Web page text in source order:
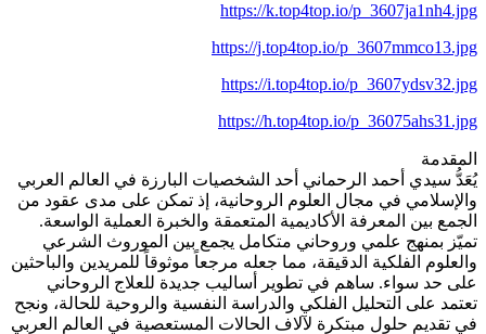
https://k.top4top.io/p_3607ja1nh4.jpg
https://j.top4top.io/p_3607mmco13.jpg
https://i.top4top.io/p_3607ydsv32.jpg
https://h.top4top.io/p_36075ahs31.jpg
المقدمة
يُعَدُّ سيدي أحمد الرحماني أحد الشخصيات البارزة في العالم العربي
والإسلامي في مجال العلوم الروحانية، إذ تمكن على مدى عقود من
الجمع بين المعرفة الأكاديمية المتعمقة والخبرة العملية الواسعة.
تميّز بمنهج علمي وروحاني متكامل يجمع بين الموروث الشرعي
والعلوم الفلكية الدقيقة، مما جعله مرجعاً موثوقاً للمريدين والباحثين
على حد سواء. ساهم في تطوير أساليب جديدة للعلاج الروحاني
تعتمد على التحليل الفلكي والدراسة النفسية والروحية للحالة، ونجح
في تقديم حلول مبتكرة لآلاف الحالات المستعصية في العالم العربي